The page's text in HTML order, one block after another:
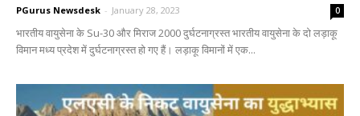
PGurus Newsdesk - January 28, 2023 0
भारतीय वायुसेना के Su-30 और मिराज 2000 दुर्घटनाग्रस्त भारतीय वायुसेना के दो लड़ाकू
विमान मध्य प्रदेश में दुर्घटनाग्रस्त हो गए हैं। लड़ाकू विमानों में एक...